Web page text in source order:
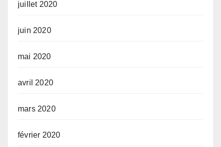
juillet 2020
juin 2020
mai 2020
avril 2020
mars 2020
février 2020